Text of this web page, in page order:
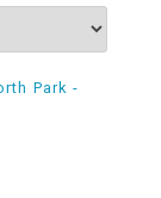
Park -